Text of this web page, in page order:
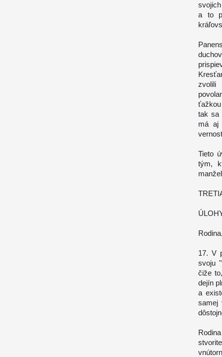
a to
zvolili
tak sa
má aj
Tieto
tým,
17. V
svoju
čiže
dejín
a
samej